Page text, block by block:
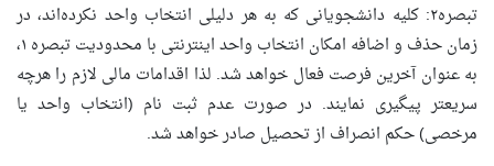
تبصره۲: کلیه دانشجویانی که به هر دلیلی انتخاب واحد نکرده‌اند، در
زمان حذف و اضافه امکان انتخاب واحد اینترنتی با محدودیت تبصره ۱،
به عنوان آخرین فرصت فعال خواهد شد. لذا اقدامات مالی لازم را هرچه
سریعتر پیگیری نمایند. در صورت عدم ثبت نام (انتخاب واحد یا
مرخصی) حکم انصراف از تحصیل صادر خواهد شد.